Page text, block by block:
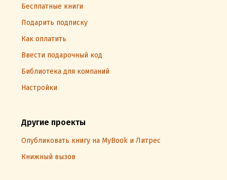
Бесплатные книги
Подарить подписку
Как оплатить
Ввести подарочный код
Библиотека для компаний
Настройки
Другие проекты
Опубликовать книгу на MyBook и Литрес
Книжный вызов